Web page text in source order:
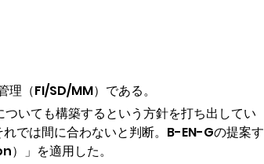
（FI/SD/MM）である。
いても構築するという方針を打ち出してい
では間に合わないと判断。B-EN-Gの提案す
」を適用した。